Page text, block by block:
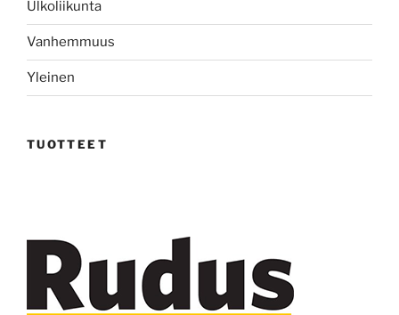
Ulkoliikunta
Vanhemmuus
Yleinen
TUOTTEET